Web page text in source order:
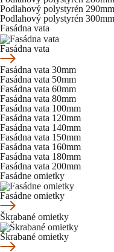
Podlahový polystyrén 290mm
Podlahový polystyrén 300mm
Fasádna vata
Fasádna vata
Fasádna vata 30mm
Fasádna vata 50mm
Fasádna vata 60mm
Fasádna vata 80mm
Fasádna vata 100mm
Fasádna vata 120mm
Fasádna vata 140mm
Fasádna vata 150mm
Fasádna vata 160mm
Fasádna vata 180mm
Fasádna vata 200mm
Fasádne omietky
Fasádne omietky
Škrabané omietky
Škrabané omietky